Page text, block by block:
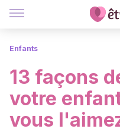
Enfants
13 façons
votre
vous